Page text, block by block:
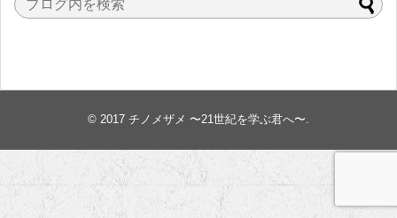
© 2017 チノメザメ 〜21世紀を学ぶ君へ〜